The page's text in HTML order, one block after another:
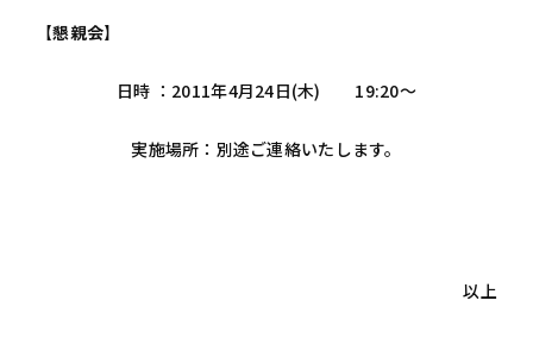
【懇親会】
日時 ：2011年4月24日(木) 19:20～
実施場所：別途ご連絡いたします。
以上